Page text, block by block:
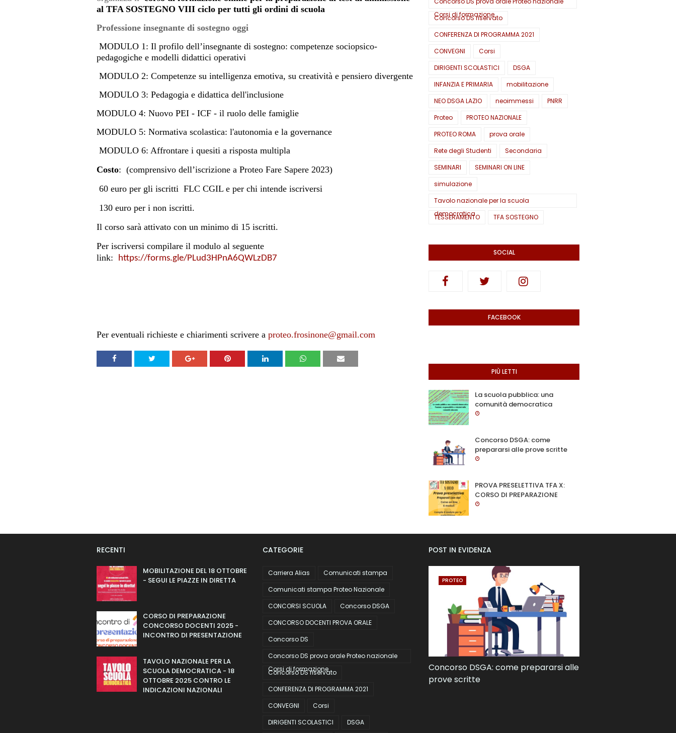
al TFA SOSTEGNO VIII ciclo per tutti gli ordini di scuola
Professione insegnante di sostegno oggi
MODULO 1: Il profilo dell’insegnante di sostegno: competenze sociopsico-
pedagogiche e modelli didattici operativi
MODULO 2: Competenze su intelligenza emotiva, su creatività e pensiero divergente
MODULO 3: Pedagogia e didattica dell'inclusione
MODULO 4: Nuovo PEI - ICF - il ruolo delle famiglie
MODULO 5: Normativa scolastica: l'autonomia e la governance
MODULO 6: Affrontare i quesiti a risposta multipla
Costo: (comprensivo dell’iscrizione a Proteo Fare Sapere 2023)
60 euro per gli iscritti FLC CGIL e per chi intende iscriversi
130 euro per i non iscritti.
Il corso sarà attivato con un minimo di 15 iscritti.
Per iscriversi compilare il modulo al seguente
link: https://forms.gle/PLud3HPnA6QWLzDB7
Per eventuali richieste e chiarimenti scrivere a proteo.frosinone@gmail.com
Corsi di formazione
Concorso DS riservato
CONFERENZA DI PROGRAMMA 2021
CONVEGNI
Corsi
DIRIGENTI SCOLASTICI
DSGA
INFANZIA E PRIMARIA
mobilitazione
NEO DSGA LAZIO
neoimmessi
PNRR
Proteo
PROTEO NAZIONALE
PROTEO ROMA
prova orale
Rete degli Studenti
Secondaria
SEMINARI
SEMINARI ON LINE
simulazione
Tavolo nazionale per la scuola
democratica
TESSERAMENTO TFA SOSTEGNO
SOCIAL
FACEBOOK
PIÙ LETTI
La scuola pubblica: una
comunità democratica
Concorso DSGA: come
prepararsi alle prove scritte
PROVA PRESELETTIVA TFA X:
CORSO DI PREPARAZIONE
RECENTI
MOBILITAZIONE DEL 18 OTTOBRE
- SEGUI LE PIAZZE IN DIRETTA
CORSO DI PREPARAZIONE
CONCORSO DOCENTI 2025 -
INCONTRO DI PRESENTAZIONE
TAVOLO NAZIONALE PER LA
SCUOLA DEMOCRATICA - 18
OTTOBRE 2025 CONTRO LE
INDICAZIONI NAZIONALI
CATEGORIE
Carriera Alias
Comunicati stampa
Comunicati stampa Proteo Nazionale
CONCORSI SCUOLA
Concorso DSGA
CONCORSO DOCENTI PROVA ORALE
Concorso DS
Concorso DS prova orale Proteo nazionale
Corsi di formazione
Concorso DS riservato
CONFERENZA DI PROGRAMMA 2021
CONVEGNI
Corsi
DIRIGENTI SCOLASTICI
DSGA
POST IN EVIDENZA
PROTEO
Concorso DSGA: come prepararsi alle
prove scritte